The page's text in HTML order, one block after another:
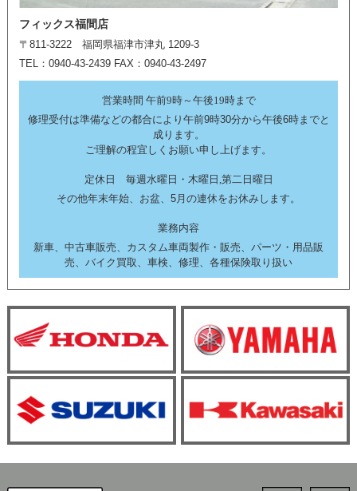
フィックス福間店
〒811-3222 福岡県福津市津丸 1209-3
TEL：0940-43-2439 FAX：0940-43-2497
営業時間 午前9時～午後19時まで
修理受付は準備などの都合により午前9時30分から午後6時までと
成ります。
ご理解の程宜しくお願い申し上げます。
定休日 毎週水曜日・木曜日,第二日曜日
その他年末年始、お盆、5月の連休をお休みします。
業務内容
新車、中古車販売、カスタム車両製作・販売、パーツ・用品販
売、バイク買取、車検、修理、各種保険取り扱い